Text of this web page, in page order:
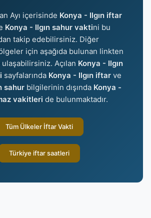
Ayı içerisinde Konya - Ilgın iftar
Konya - Ilgın sahur vaktini bu
takip edebilirsiniz. Diğer
için aşağıda bulunan linkten
Açılan Konya - Ilgın
sayfalarında Konya - Ilgın iftarve
sahurbilgilerinin dışında Konya -
vakitleri de bulunmaktadır.
Tüm Ülkeler İftar Vakti
Türkiye iftar saatleri